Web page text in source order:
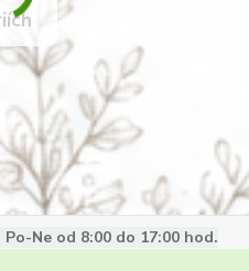
Ne od 8:00 do 17:00 hod.